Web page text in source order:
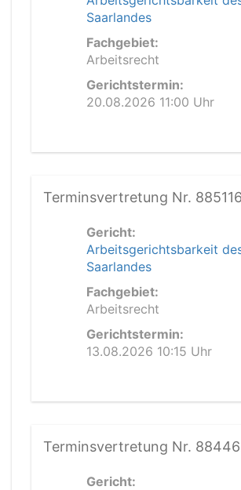
Saarlandes
Fachgebiet:
Arbeitsrecht
Gerichtstermin:
20.08.2026 11:00 Uhr
Terminsvertretung Nr. 885116
Gericht:
Arbeitsgerichtsbarkeit
Saarlandes
Fachgebiet:
Arbeitsrecht
Gerichtstermin:
13.08.2026 10:15 Uhr
Terminsvertretung Nr.
Gericht: